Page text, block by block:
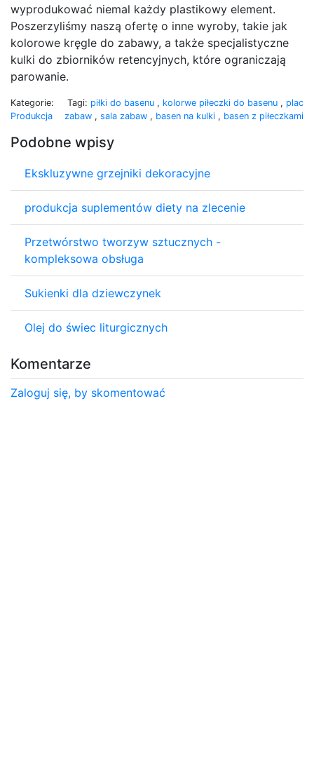
wyprodukować niemal każdy plastikowy element.
Poszerzyliśmy naszą ofertę o inne wyroby, takie jak
kolorowe kręgle do zabawy, a także specjalistyczne
kulki do zbiorników retencyjnych, które ograniczają
parowanie.
Kategorie:
Produkcja
Tagi: piłki do basenu , kolorwe piłeczki do basenu , plac
zabaw , sala zabaw , basen na kulki , basen z piłeczkami
Podobne wpisy
Ekskluzywne grzejniki dekoracyjne
produkcja suplementów diety na zlecenie
Przetwórstwo tworzyw sztucznych -
kompleksowa obsługa
Sukienki dla dziewczynek
Olej do świec liturgicznych
Komentarze
Zaloguj się, by skomentować